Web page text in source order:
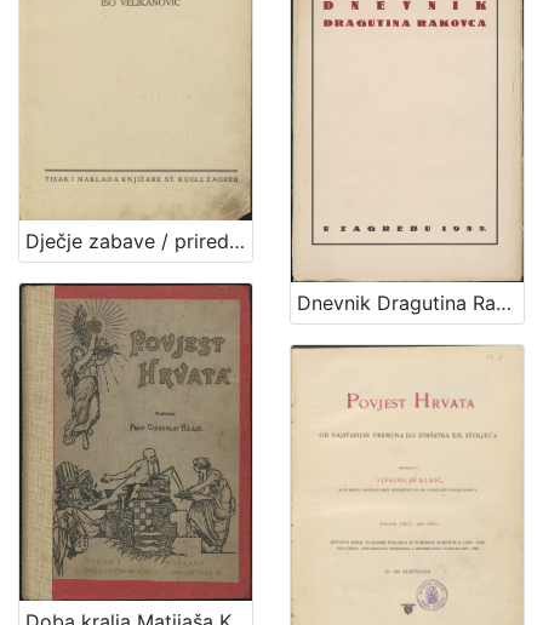
Dječje zabave / priredio Iso Velikanović
Dnevnik Dragutina Rakovca / priopćili E. Laszowski i V. Deželić st.